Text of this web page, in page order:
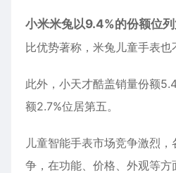
小米米兔以9.4%的份额位
比优势著称，米兔儿童手表也
此外，小天才酷盖销量份额
额2.7%位居第五。
儿童智能手表市场竞争激烈
争，在功能、价格、外观等